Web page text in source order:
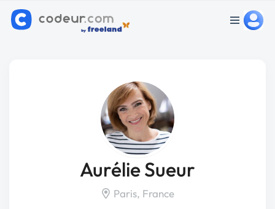
Aurélie Sueur
Paris, France